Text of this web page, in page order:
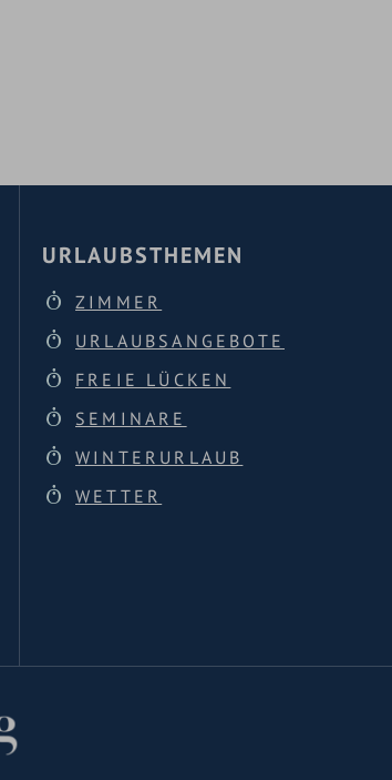
URLAUBSTHEMEN
ZIMMER
URLAUBSANGEBOTE
FREIE LÜCKEN
SEMINARE
WINTERURLAUB
WETTER